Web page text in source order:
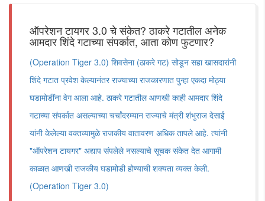
ऑपरेशन टायगर 3.0 चे संकेत? ठाकरे गटातील अनेक
आमदार शिंदे गटाच्या संपर्कात, आता कोण फुटणार?
(Operation Tiger 3.0) शिवसेना (ठाकरे गट) सोडून सहा खासदारांनी
शिंदे गटात प्रवेश केल्यानंतर राज्याच्या राजकारणात पुन्हा एकदा मोठ्या
घडामोडींना वेग आला आहे. ठाकरे गटातील आणखी काही आमदार शिंदे
गटाच्या संपर्कात असल्याच्या चर्चांदरम्यान राज्याचे मंत्री शंभुराज देसाई
यांनी केलेल्या वक्तव्यामुळे राजकीय वातावरण अधिक तापले आहे. त्यांनी
"ऑपरेशन टायगर" अद्याप संपलेले नसल्याचे सूचक संकेत देत आगामी
काळात आणखी राजकीय घडामोडी होण्याची शक्यता व्यक्त केली.
(Operation Tiger 3.0)